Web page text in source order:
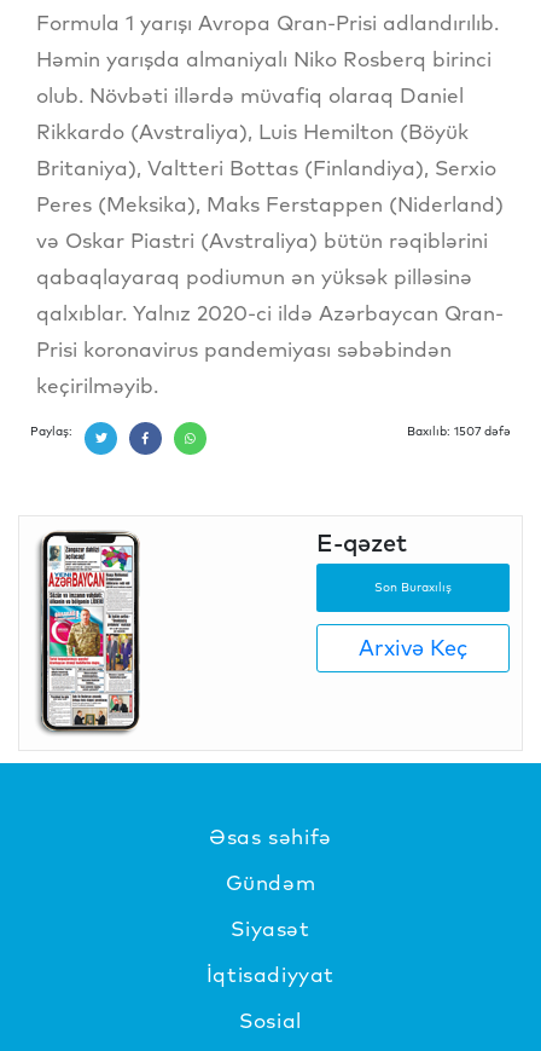
Formula 1 yarışı Avropa Qran-Prisi adlandırılıb.
Həmin yarışda almaniyalı Niko Rosberq birinci
olub. Növbəti illərdə müvafiq olaraq Daniel
Rikkardo (Avstraliya), Luis Hemilton (Böyük
Britaniya), Valtteri Bottas (Finlandiya), Serxio
Peres (Meksika), Maks Ferstappen (Niderland)
və Oskar Piastri (Avstraliya) bütün rəqiblərini
qabaqlayaraq podiumun ən yüksək pilləsinə
qalxıblar. Yalnız 2020-ci ildə Azərbaycan Qran-
Prisi koronavirus pandemiyası səbəbindən
keçirilməyib.
Paylaş: Baxılıb: 1507 dəfə
E-qəzet
Son Buraxılış
Arxivə Keç
Əsas səhifə
Gündəm
Siyasət
İqtisadiyyat
Sosial